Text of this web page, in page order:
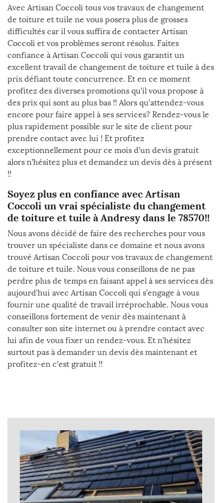
Avec Artisan Coccoli tous vos travaux de changement
de toiture et tuile ne vous posera plus de grosses
difficultés car il vous suffira de contacter Artisan
Coccoli et vos problèmes seront résolus. Faites
confiance à Artisan Coccoli qui vous garantit un
excellent travail de changement de toiture et tuile à des
prix défiant toute concurrence. Et en ce moment
profitez des diverses promotions qu’il vous propose à
des prix qui sont au plus bas !! Alors qu’attendez-vous
encore pour faire appel à ses services? Rendez-vous le
plus rapidement possible sur le site de client pour
prendre contact avec lui ! Et profitez
exceptionnellement pour ce mois d’un devis gratuit
alors n’hésitez plus et demandez un devis dès à présent
!!
Soyez plus en confiance avec Artisan
Coccoli un vrai spécialiste du changement
de toiture et tuile à Andresy dans le 78570!!
Nous avons décidé de faire des recherches pour vous
trouver un spécialiste dans ce domaine et nous avons
trouvé Artisan Coccoli pour vos travaux de changement
de toiture et tuile. Nous vous conseillons de ne pas
perdre plus de temps en faisant appel à ses services dès
aujourd’hui avec Artisan Coccoli qui s’engage à vous
fournir une qualité de travail irréprochable. Nous vous
conseillons fortement de venir dès maintenant à
consulter son site internet ou à prendre contact avec
lui afin de vous fixer un rendez-vous. Et n’hésitez
surtout pas à demander un devis dès maintenant et
profitez-en c’est gratuit !!